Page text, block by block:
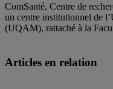
ComSanté, Centre de
un centre institutionnel de
(UQAM), rattaché à la
Articles en relation